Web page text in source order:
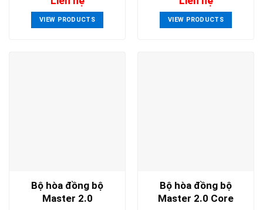
VIEW PRODUCTS VIEW PRODUCTS
Bộ hòa đồng bộ
Master 2.0
Bộ hòa đồng bộ
Master 2.0 Core